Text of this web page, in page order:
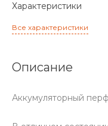
Характеристики
Все характеристики
Описание
Аккумуляторный